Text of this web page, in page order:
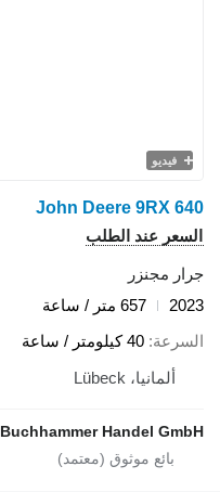
فيديو
John Deere 9RX 640
السعر عند الطلب
جرار مجنزر
2023
657 متر / ساعة
السرعة 40 كيلومتر / ساعة
ألمانيا، Lübeck
Buchhammer Handel GmbH